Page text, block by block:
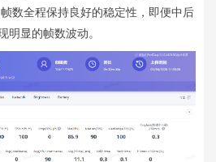
数全程保持良好的稳定性，即便中后
显的帧数波动。